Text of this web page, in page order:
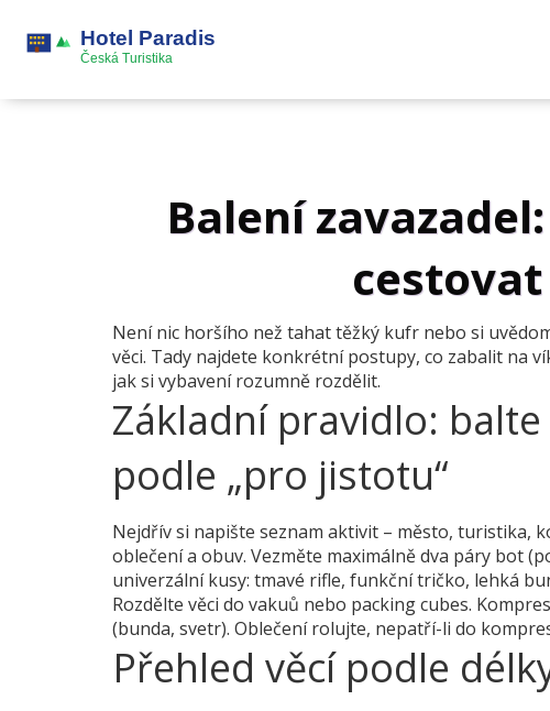
Balení
Není nic horšího než tahat těžký kufr nebo si
věci. Tady najdete konkrétní postupy, co zabalit na
jak si vybavení rozumně rozdělit.
Základní pravidlo:
podle „pro jistotu“
Nejdřív si napište seznam aktivit – město, turistika,
oblečení a obuv. Vezměte maximálně dva páry bot
univerzální kusy: tmavé rifle, funkční tričko, lehká
Rozdělte věci do vakuů nebo packing cubes.
(bunda, svetr). Oblečení rolujte, nepatří-li do
Přehled věcí podle